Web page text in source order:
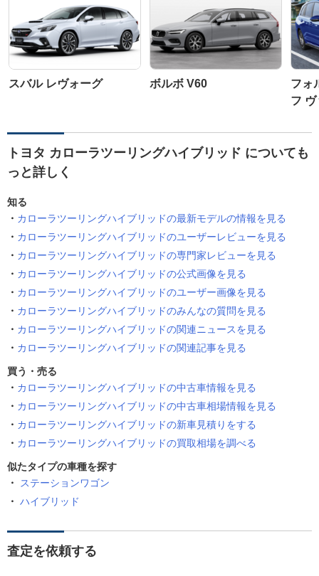
スバル レヴォーグ ボルボ V60
フォ
フ
トヨタ カローラツーリングハイブリッド についても
っと詳しく
知る
カローラツーリングハイブリッドの最新モデルの情報を見る
カローラツーリングハイブリッドのユーザーレビューを見る
カローラツーリングハイブリッドの専門家レビューを見る
カローラツーリングハイブリッドの公式画像を見る
カローラツーリングハイブリッドのユーザー画像を見る
カローラツーリングハイブリッドのみんなの質問を見る
カローラツーリングハイブリッドの関連ニュースを見る
カローラツーリングハイブリッドの関連記事を見る
買う・売る
カローラツーリングハイブリッドの中古車情報を見る
カローラツーリングハイブリッドの中古車相場情報を見る
カローラツーリングハイブリッドの新車見積りをする
カローラツーリングハイブリッドの買取相場を調べる
似たタイプの車種を探す
ステーションワゴン
ハイブリッド
査定を依頼する